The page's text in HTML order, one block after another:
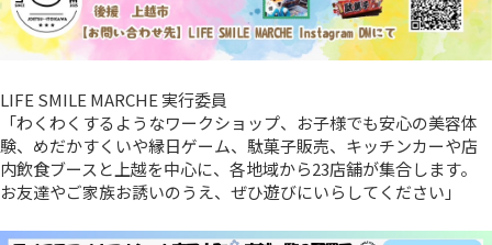
LIFE SMILE MARCHE 実行委員
「わくわくするようなワークショップ、お子様でも安心の美容体
験、めだかすくいや縁日ゲーム、駄菓子販売、キッチンカーや店
内飲食ブースと上越を中心に、各地域から23店舗が集合します。
お友達やご家族お誘いのうえ、ぜひ遊びにいらしてください」